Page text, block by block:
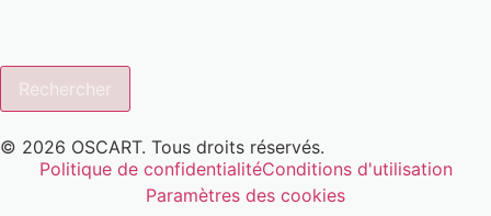
Rechercher
© 2026 OSCART. Tous droits réservés.
Politique de confidentialitéConditions d'utilisation
Paramètres des cookies